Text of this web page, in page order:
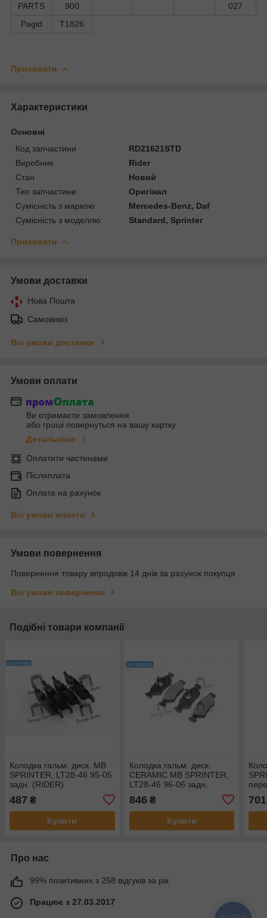
PARTS
900
027
Pagid
T1826
Приховати
Характеристики
Основні
Код запчастини
RD21621STD
Виробник
Rider
Стан
Новий
Тип запчастини
Оригінал
Сумісність з маркою
Mercedes-Benz, Daf
Сумісність з моделлю
Standard, Sprinter
Приховати
Умови доставки
Нова Пошта
Самовивіз
Всі умови доставки
Умови оплати
Ви отримаєте замовлення
або гроші повернуться на вашу картку
Детальніше
Оплатити частинами
Післяплата
Оплата на рахунок
Всі умови оплати
Умови повернення
Повернення товару впродовж 14 днів за рахунок покупця
Всі умови повернення
Подібні товари компанії
Колодка гальм. диск. MB
SPRINTER, LT28-46 95-05
задн. (RIDER)
487 ₴
Купити
Колодка гальм. диск.
CERAMIC MB SPRINTER,
LT28-46 96-06 задн.
(RIDER) RD.330156PRF
846 ₴
Купити
701
Про нас
99% позитивних з 258 відгуків за рік
Працює з 27.03.2017